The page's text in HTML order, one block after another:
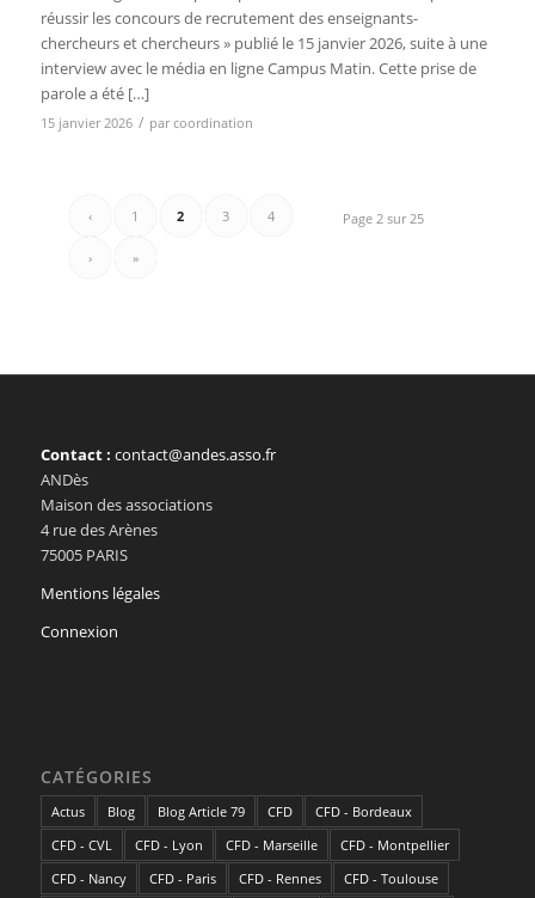
réussir les concours de recrutement des enseignants-
chercheurs et chercheurs » publié le 15 janvier 2026, suite à une
interview avec le média en ligne Campus Matin. Cette prise de
parole a été […]
15 janvier 2026 / parcoordination
Page 2 sur 25
‹ 1 2 3 4
› »
Contact : contact@andes.asso.fr
ANDès
Maison des associations
4 rue des Arènes
75005 PARIS
Mentions légales
Connexion
CATÉGORIES
Actus Blog Blog Article 79 CFD
CFD - Bordeaux
CFD - CVL
CFD - Lyon CFD - Marseille
CFD - Montpellier
CFD - Nancy
CFD - Paris CFD - Rennes CFD - Toulouse